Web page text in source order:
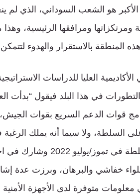
هو الشعب السوداني، الذي
ومرتكزاتها ومرافقها الرئيسية،
المنطقة بالاستقرار والهدوء
العليا للدراسات
في هذا البلد فيقول “بدأت
قوات الدعم السريع بقوات
على السلطة، ولا سيما أنه يملك
للانقلاب على السلطة
خفاشي والبرهان، وبرزت عدة
متوفرة لدى الأجهزة الأمنية